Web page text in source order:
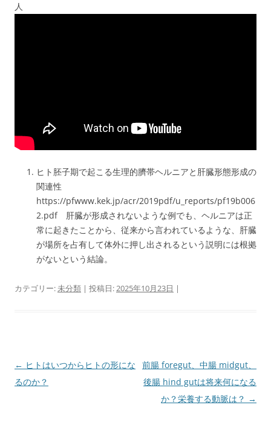
人
ヒト胚子期で起こる生理的臍帯ヘルニアと肝臓形態形成の
関連性
https://pfwww.kek.jp/acr/2019pdf/u_reports/pf19b006
2.pdf 肝臓が形成されないような例でも、ヘルニアは正
常に起きたことから、従来から言われているような、肝臓
が場所を占有して体外に押し出されるという説明には根拠
がないという結論。
カテゴリー:未分類 | 投稿日:2025年10月23日 |
投
稿
← ヒトはいつからヒトの形にな
るのか？
前腸 foregut、中腸 midgut、
後腸 hind gutは将来何になる
か？栄養する動脈は？ →